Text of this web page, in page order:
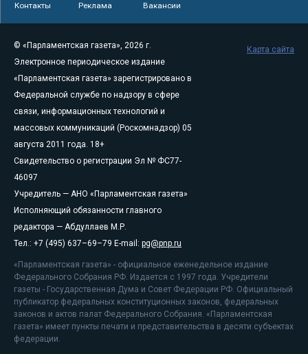
Контакты Реклама Вакансии
© «Парламентская газета», 2026 г.
Электронное периодическое издание
«Парламентская газета» зарегистрировано в
Федеральной службе по надзору в сфере
связи, информационных технологий и
массовых коммуникаций (Роскомнадзор) 05
августа 2011 года. 18+
Свидетельство о регистрации Эл № ФС77-
46097
Учредитель — АНО «Парламентская газета»
Исполняющий обязанности главного
редактора — Абдуллаев М.Р.
Тел.: +7 (495) 637–69–79 E-mail: pg@pnp.ru
«Парламентская газета» - официальное еженедельное издание
Федерального Собрания РФ. Издается с 1997 года. Учредители
газеты - Государственная Дума и Совет Федерации РФ. Официальный
публикатор федеральных конституционных законов, федеральных
законов и актов палат Федерального Собрания. «Парламентская
газета» имеет пункты печати и представительства в десяти субъектах
федерации.
Карта сайта